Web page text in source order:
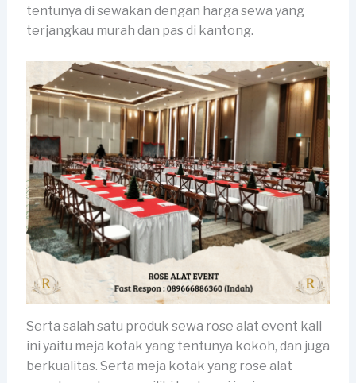
tentunya di sewakan dengan harga sewa yang
terjangkau murah dan pas di kantong.
Serta salah satu produk sewa rose alat event kali
ini yaitu meja kotak yang tentunya kokoh, dan juga
berkualitas. Serta meja kotak yang rose alat